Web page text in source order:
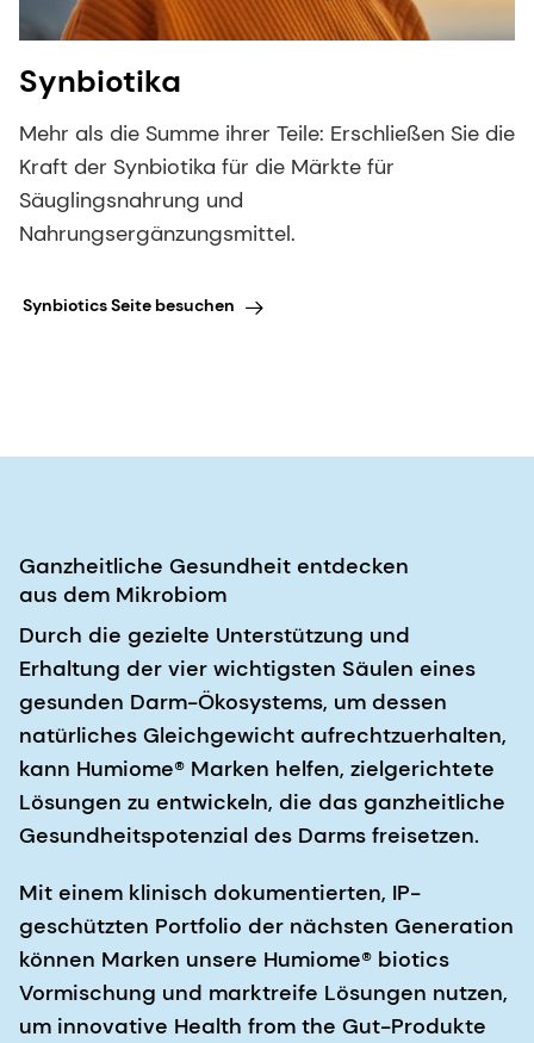
Synbiotika
Mehr als die Summe ihrer Teile: Erschließen Sie die
Kraft der Synbiotika für die Märkte für
Säuglingsnahrung und
Nahrungsergänzungsmittel.
Synbiotics Seite besuchen
Ganzheitliche Gesundheit entdecken
aus dem Mikrobiom
Durch die gezielte Unterstützung und
Erhaltung der vier wichtigsten Säulen eines
gesunden Darm-Ökosystems, um dessen
natürliches Gleichgewicht aufrechtzuerhalten,
kann Humiome® Marken helfen, zielgerichtete
Lösungen zu entwickeln, die das ganzheitliche
Gesundheitspotenzial des Darms freisetzen.
Mit einem klinisch dokumentierten, IP-
geschützten Portfolio der nächsten Generation
können Marken unsere Humiome® biotics
Vormischung und marktreife Lösungen nutzen,
um innovative Health from the Gut-Produkte